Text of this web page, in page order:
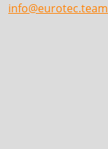
info@eurotec.team